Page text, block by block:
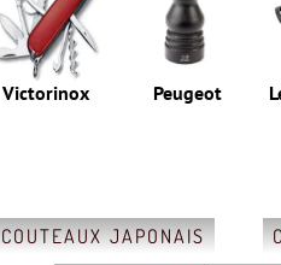
Peugeot
Victorinox
COUTEAUX JAPONAIS